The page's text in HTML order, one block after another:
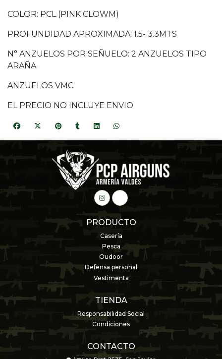
COLOR: PCL (PINK CLOWM)
PROFUNDIDAD APROXIMADA: 1.5- 3.3MTS
N° ANZUELOS POR SEÑUELO: 2 ANZUELOS TIPO
ARAÑA
ANZUELOS VMC
EL PRECIO NO INCLUYE ENVIO
PRODUCTO
Casería
Pesca
Oudoor
Defensa personal
Vestimenta
TIENDA
Responsabilidad Social
Condiciones
CONTACTO